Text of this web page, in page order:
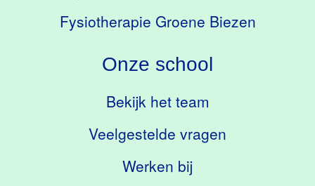
Onze school
Bekijk het team
Veelgestelde vragen
Werken bij
Fysiotherapie Groene Biezen